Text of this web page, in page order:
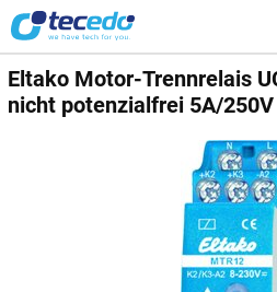
Eltako Motor-Trennrelais
nicht potenzialfrei 5A/250V